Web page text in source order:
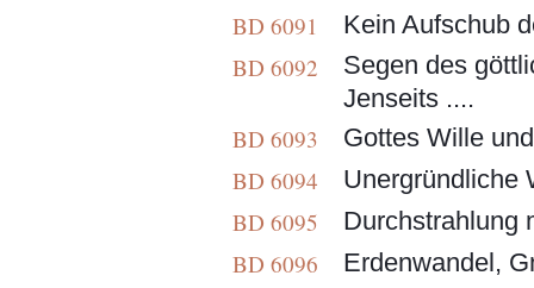
BD 6091
Kein Aufschub
BD 6092
Segen des
Jenseits ....
BD 6093
Gottes Wille
BD 6094
Unergründliche
BD 6095
Durchstrahlung
BD 6096
Erdenwandel,